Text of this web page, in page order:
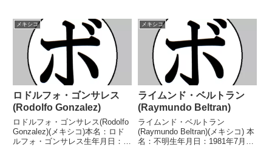
メキシコ
ロドルフォ・ゴンサレス
(Rodolfo Gonzalez)
ロドルフォ・ゴンサレス(Rodolfo
Gonzalez)(メキシコ)本名：ロド
ルフォ・ゴンサレス生年月日：
メキシコ
ライムンド・ベルトラン
(Raymundo Beltran)
ライムンド・ベルトラン
(Raymundo Beltran)(メキシコ) 本
名：不明生年月日：1981年7月23